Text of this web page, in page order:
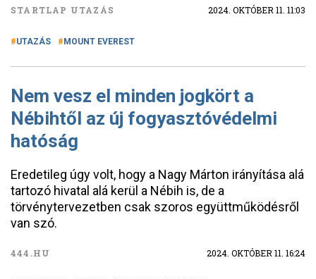
STARTLAP UTAZÁS 2024. OKTÓBER 11. 11:03
UTAZÁS MOUNT EVEREST
Nem vesz el minden jogkört a
Nébihtől az új fogyasztóvédelmi
hatóság
Eredetileg úgy volt, hogy a Nagy Márton irányítása alá
tartozó hivatal alá kerül a Nébih is, de a
törvénytervezetben csak szoros együttműködésről
van szó.
444.HU 2024. OKTÓBER 11. 16:24